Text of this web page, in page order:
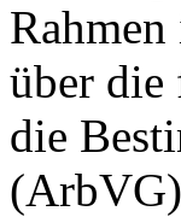
über die
die